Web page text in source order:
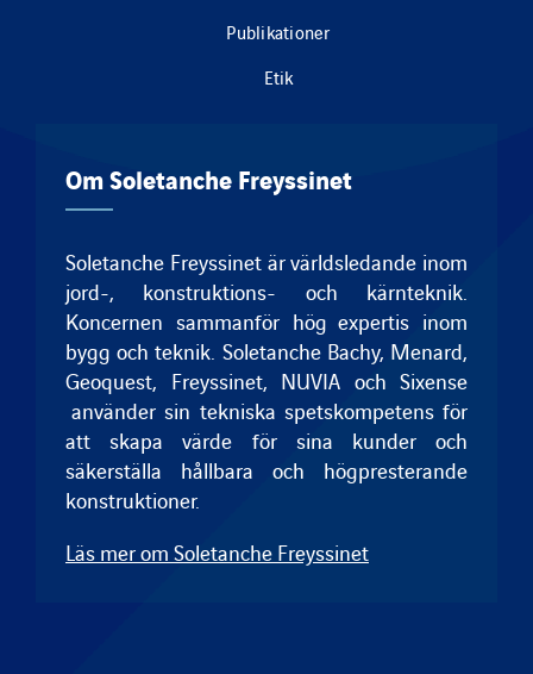
Publikationer
Etik
Om Soletanche Freyssinet
Soletanche Freyssinet är världsledande inom
jord-, konstruktions- och kärnteknik.
Koncernen sammanför hög expertis inom
bygg och teknik. Soletanche Bachy, Menard,
Geoquest, Freyssinet, NUVIA ochSixense
använder sin tekniska spetskompetens för
att skapa värde för sina kunder och
säkerställa hållbara och högpresterande
konstruktioner.
Läs mer om Soletanche Freyssinet